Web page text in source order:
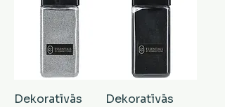
Dekoratīvās
Dekoratīvās